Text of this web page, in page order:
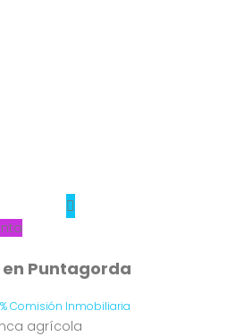
Puntagorda
Comisión Inmobiliaria
agrícola